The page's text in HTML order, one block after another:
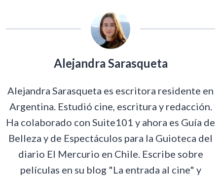
Alejandra Sarasqueta
Alejandra Sarasqueta es escritora residente en
Argentina. Estudió cine, escritura y redacción.
Ha colaborado con Suite101 y ahora es Guía de
Belleza y de Espectáculos para la Guioteca del
diario El Mercurio en Chile. Escribe sobre
películas en su blog "La entrada al cine" y